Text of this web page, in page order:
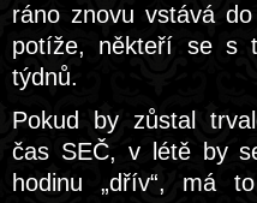
ráno znovu vstává
potíže, někteří se s
týdnů.
Pokud by zůstal
čas SEČ, v létě by
hodinu „dřív“, má